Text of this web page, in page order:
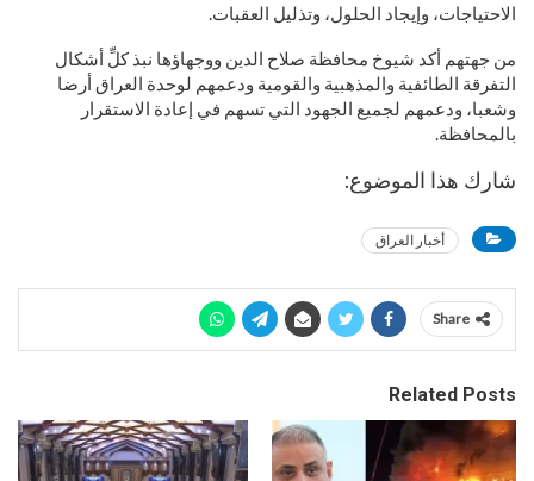
الاحتياجات، وإيجاد الحلول، وتذليل العقبات.
من جهتهم أكد شيوخ محافظة صلاح الدين ووجهاؤها نبذ كلِّ أشكال
التفرقة الطائفية والمذهبية والقومية ودعمهم لوحدة العراق أرضا
وشعبا، ودعمهم لجميع الجهود التي تسهم في إعادة الاستقرار
بالمحافظة.
شارك هذا الموضوع:
أخبار العراق
Share
Related Posts